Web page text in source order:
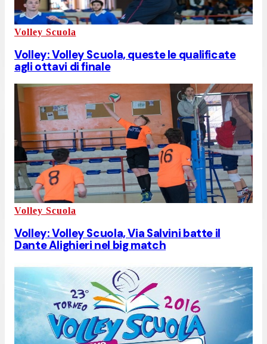
Volley Scuola
Volley: Volley Scuola, queste le qualificate
agli ottavi di finale
Volley Scuola
Volley: Volley Scuola, Via Salvini batte il
Dante Alighieri nel big match